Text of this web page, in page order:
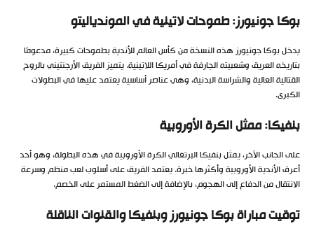
بوكا جونيورز: طموحات لاتينية في الموندياليتو
يدخل بوكا جونيورز هذه النسخة من كأس العالم للأندية بطموحات كبيرة، مدعومًا
بتاريخه العريق وشعبيته الجارفة في أمريكا اللاتينية. يتميز الفريق الأرجنتيني بالروح
القتالية العالية والشراسة البدنية، وهي عناصر أساسية يعتمد عليها في البطولات
الكبرى.
بنفيكا: ممثل الكرة الأوروبية
على الجانب الآخر، يمثل بنفيكا البرتغالي الكرة الأوروبية في هذه البطولة، وهو أحد
أعرق الأندية الأوروبية وأكثرها خبرة. يعتمد الفريق على أسلوب لعب منظم وسرعة
الانتقال من الدفاع إلى الهجوم، بالإضافة إلى الضغط المستمر على الخصم.
توقيت مباراة بوكا جونيورز وبنفيكا والقنوات الناقلة